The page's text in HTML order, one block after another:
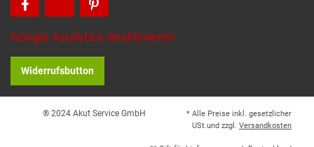
Google Analytics deaktivieren
Widerrufsbutton
® 2024 Akut Service GmbH
* Alle Preise inkl. gesetzlicher
USt.und zzgl. Versandkosten